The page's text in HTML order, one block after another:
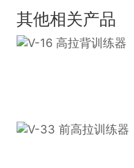
其他相关产品